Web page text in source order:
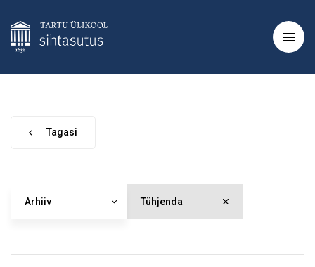
Tagasi
Arhiiv Tühjenda